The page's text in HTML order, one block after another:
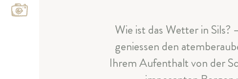
Wie ist das Wetter in
geniessen den
Ihrem Aufenthalt von der